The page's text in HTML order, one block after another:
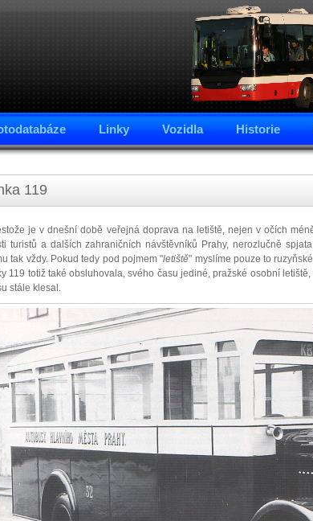
Linky Vozidla Historie
119
je v dnešní době veřejná doprava na letiště, nejen v očích
turistů a dalších zahraničních návštěvníků Prahy, nerozlučně
tak vždy. Pokud tedy pod pojmem "letiště" myslíme pouze to
119 totiž také obsluhovala, svého času jediné, pražské osobní
stále klesal.